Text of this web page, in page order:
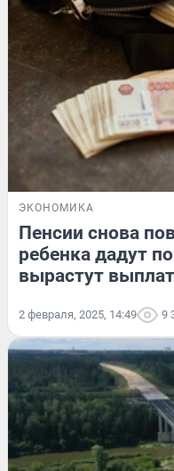
ЭКОНОМИКА
Пенсии снова
ребенка дадут
вырастут
2 февраля, 2025, 14:49 9